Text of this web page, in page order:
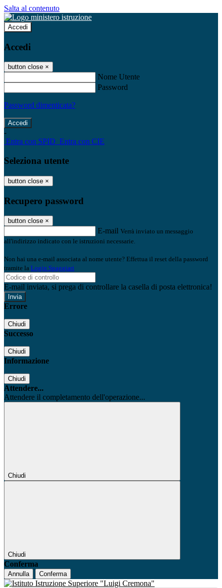
Salta al contenuto
Accedi
Accedi
button close ×
Nome Utente
Password
Password dimenticata?
-
Entra con SPID Entra con CIE
Seleziona utente
button close ×
Recupero password
button close ×
E-mail Verrà inviato un messaggio
all'indirizzo indicato con le istruzioni necessarie.
Non hai una e-mail associata al nome utente? Effettua il reset della password
tramite la Login Spaggiari
E-mail inviata, si prega di controllare la casella di posta elettronica!
Errore
Chiudi
Successo
Chiudi
Informazione
Chiudi
Attendere...
Attendere il completamento dell'operazione...
Chiudi
Chiudi
Conferma
Annulla Conferma